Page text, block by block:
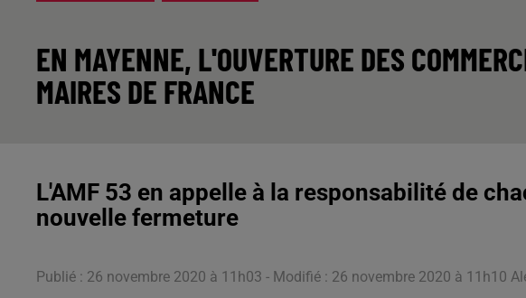
EN MAYENNE, L'OUVERTURE DES
MAIRES DE FRANCE
L'AMF 53 en appelle à la responsabilité de
nouvelle fermeture
Publié : 26 novembre 2020 à 11h03 - Modifié : 26 novembre 2020 à 11h10